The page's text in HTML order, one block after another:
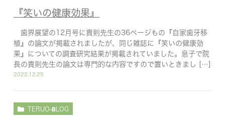
『笑いの健康効果』
歯界展望の12月号に貴則先生の36ページもの『自家歯牙移
植』の論文が掲載されましたが、同じ雑誌に『笑いの健康効
果』についての調査研究結果が掲載されていました。息子で院
長の貴則先生の論文は専門的な内容ですので置いときまし […]
2022.12.25
TERUO-BLOG